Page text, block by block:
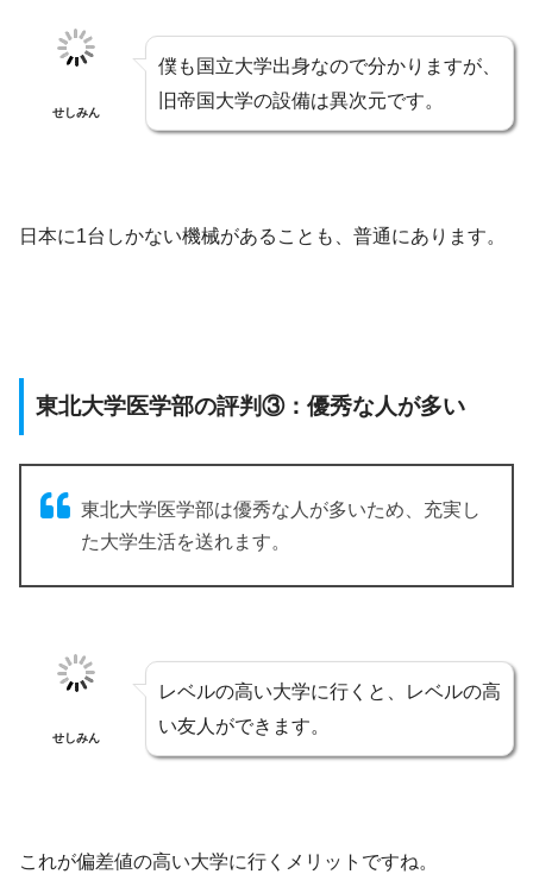
せしみん
僕も国立大学出身なので分かりますが、
旧帝国大学の設備は異次元です。
日本に1台しかない機械があることも、普通にあります。
東北大学医学部の評判③：優秀な人が多い
東北大学医学部は優秀な人が多いため、充実し
た大学生活を送れます。
せしみん
レベルの高い大学に行くと、レベルの高
い友人ができます。
これが偏差値の高い大学に行くメリットですね。